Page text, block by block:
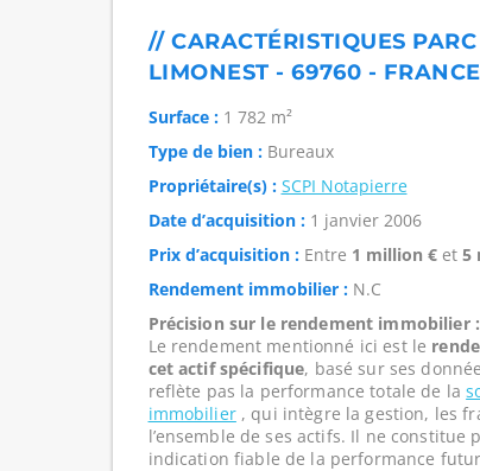
// CARACTÉRISTIQUES
LIMONEST - 69760 - FRANCE
Surface :1 782 m²
Type de bien :Bureaux
Propriétaire(s) : SCPI Notapierre
Date d’acquisition :1 janvier 2006
Prix d’acquisition :Entre 1 million €et 5
Rendement immobilier :N.C
Précision sur le rendement immobilier :
Le rendement mentionné ici est le
cet actif spécifique, basé sur ses
reflète pas la performance totale de la
immobilier, qui intègre la gestion, les
l’ensemble de ses actifs. Il ne constitue
indication fiable de la performance